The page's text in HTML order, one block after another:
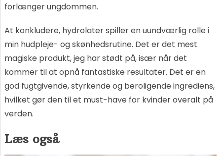
forlænger ungdommen.
At konkludere, hydrolater spiller en uundværlig rolle i
min hudpleje- og skønhedsrutine. Det er det mest
magiske produkt, jeg har stødt på, især når det
kommer til at opnå fantastiske resultater. Det er en
god fugtgivende, styrkende og beroligende ingrediens,
hvilket gør den til et must-have for kvinder overalt på
verden.
Læs også